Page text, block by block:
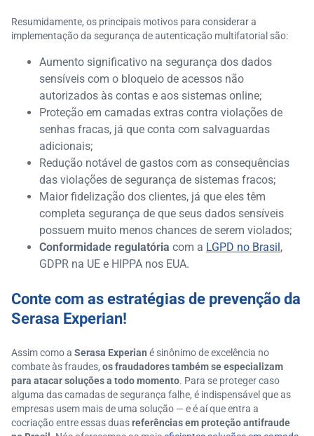
Resumidamente, os principais motivos para considerar a
implementação da segurança de autenticação multifatorial são:
Aumento significativo na segurança dos dados
sensíveis com o bloqueio de acessos não
autorizados às contas e aos sistemas online;
Proteção em camadas extras contra violações de
senhas fracas, já que conta com salvaguardas
adicionais;
Redução notável de gastos com as consequências
das violações de segurança de sistemas fracos;
Maior fidelização dos clientes, já que eles têm
completa segurança de que seus dados sensíveis
possuem muito menos chances de serem violados;
Conformidade regulatória com a LGPD no Brasil,
GDPR na UE e HIPPA nos EUA.
Conte com as estratégias de prevenção da
Serasa Experian!
Assim como a Serasa Experian é sinônimo de excelência no
combate às fraudes, os fraudadores também se especializam
para atacar soluções a todo momento. Para se proteger caso
alguma das camadas de segurança falhe, é indispensável que as
empresas usem mais de uma solução — e é aí que entra a
cocriação entre essas duasreferências em proteção antifraude